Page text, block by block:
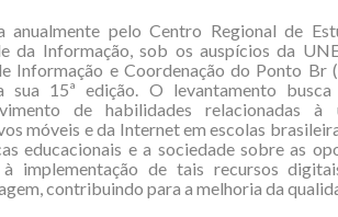
anualmente pelo Centro Regional de
da Informação, sob os auspícios da
Informação e Coordenação do Ponto Br
sua 15ª edição. O levantamento
de habilidades relacionadas
móveis e da Internet em escolas
educacionais e a sociedade sobre as
à implementação de tais recursos
contribuindo para a melhoria da